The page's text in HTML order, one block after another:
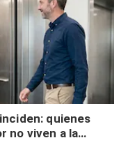
quienes
no viven a la